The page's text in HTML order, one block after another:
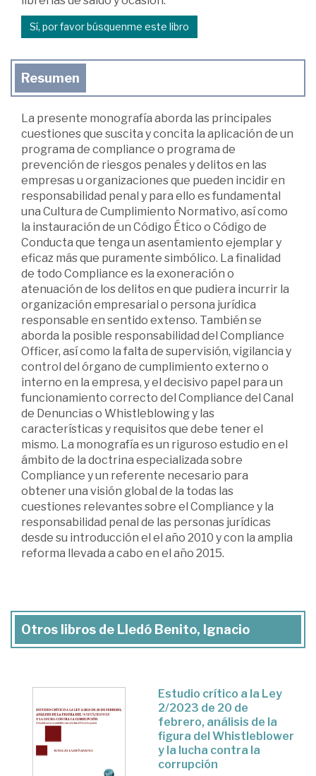
Sí, por favor búsquenme este libro
Resumen
La presente monografía aborda las principales
cuestiones que suscita y concita la aplicación de un
programa de compliance o programa de
prevención de riesgos penales y delitos en las
empresas u organizaciones que pueden incidir en
responsabilidad penal y para ello es fundamental
una Cultura de Cumplimiento Normativo, así como
la instauración de un Código Ético o Código de
Conducta que tenga un asentamiento ejemplar y
eficaz más que puramente simbólico. La finalidad
de todo Compliance es la exoneración o
atenuación de los delitos en que pudiera incurrir la
organización empresarial o persona jurídica
responsable en sentido extenso. También se
aborda la posible responsabilidad del Compliance
Officer, así como la falta de supervisión, vigilancia y
control del órgano de cumplimiento externo o
interno en la empresa, y el decisivo papel para un
funcionamiento correcto del Compliance del Canal
de Denuncias o Whistleblowing y las
características y requisitos que debe tener el
mismo. La monografía es un riguroso estudio en el
ámbito de la doctrina especializada sobre
Compliance y un referente necesario para
obtener una visión global de la todas las
cuestiones relevantes sobre el Compliance y la
responsabilidad penal de las personas jurídicas
desde su introducción el el año 2010 y con la amplia
reforma llevada a cabo en el año 2015.
Otros libros de Lledó Benito, Ignacio
Estudio crítico a la Ley
2/2023 de 20 de
febrero, análisis de la
figura del Whistleblower
y la lucha contra la
corrupción